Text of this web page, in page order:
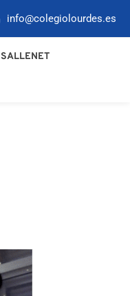
info@colegiolourdes.es
SALLENET